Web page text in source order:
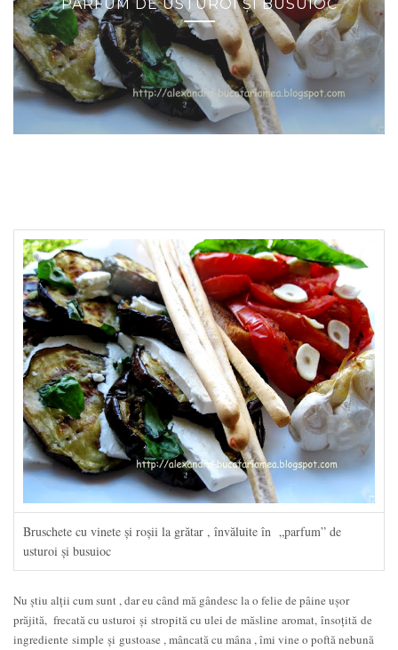
PARFUM DE USTUROI ŞI BUSUIOC
Bruschete cu vinete şi roşii la grătar , învăluite în „parfum” de
usturoi şi busuioc
Nu știu alții cum sunt , dar eu când mă gândesc la o felie de pâine ușor
prăjită, frecată cu usturoi şi stropită cu ulei de măsline aromat, însoțită de
ingrediente simple şi gustoase , mâncată cu mâna , îmi vine o poftă nebună